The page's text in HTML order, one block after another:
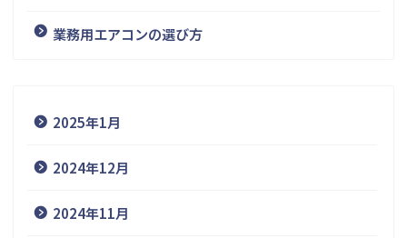
業務用エアコンの選び方
2025年1月
2024年12月
2024年11月